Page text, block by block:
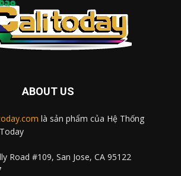
ABOUT US
là sản phẩm của Hệ Thống
Road #109, San Jose, CA 95122